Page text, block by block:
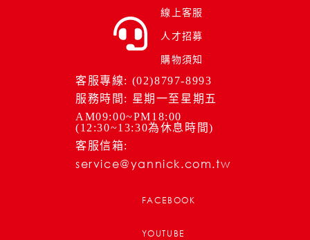
線上客服
人才招募
購物須知
客服專線: (02)8797-8993
服務時間: 星期一至星期五
AM09:00~PM18:00
(12:30~13:30為休息時間)
客服信箱:
service@yannick.com.tw
FACEBOOK
YOUTUBE